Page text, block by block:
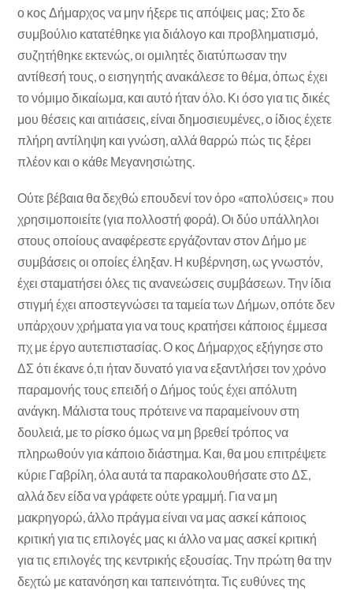
ο κος Δήμαρχος να μην ήξερε τις απόψεις μας; Στο δε
συμβούλιο κατατέθηκε για διάλογο και προβληματισμό,
συζητήθηκε εκτενώς, οι ομιλητές διατύπωσαν την
αντίθεσή τους, ο εισηγητής ανακάλεσε το θέμα, όπως έχει
το νόμιμο δικαίωμα, και αυτό ήταν όλο. Κι όσο για τις δικές
μου θέσεις και αιτιάσεις, είναι δημοσιευμένες, ο ίδιος έχετε
πλήρη αντίληψη και γνώση, αλλά θαρρώ πώς τις ξέρει
πλέον και ο κάθε Μεγανησιώτης.
Ούτε βέβαια θα δεχθώ επουδενί τον όρο «απολύσεις» που
χρησιμοποιείτε (για πολλοστή φορά). Οι δύο υπάλληλοι
στους οποίους αναφέρεστε εργάζονταν στον Δήμο με
συμβάσεις οι οποίες έληξαν. Η κυβέρνηση, ως γνωστόν,
έχει σταματήσει όλες τις ανανεώσεις συμβάσεων. Την ίδια
στιγμή έχει αποστεγνώσει τα ταμεία των Δήμων, οπότε δεν
υπάρχουν χρήματα για να τους κρατήσει κάποιος έμμεσα
πχ με έργο αυτεπιστασίας. Ο κος Δήμαρχος εξήγησε στο
ΔΣ ότι έκανε ό,τι ήταν δυνατό για να εξαντλήσει τον χρόνο
παραμονής τους επειδή ο Δήμος τούς έχει απόλυτη
ανάγκη. Μάλιστα τους πρότεινε να παραμείνουν στη
δουλειά, με το ρίσκο όμως να μη βρεθεί τρόπος να
πληρωθούν για κάποιο διάστημα. Και, θα μου επιτρέψετε
κύριε Γαβρίλη, όλα αυτά τα παρακολουθήσατε στο ΔΣ,
αλλά δεν είδα να γράφετε ούτε γραμμή. Για να μη
μακρηγορώ, άλλο πράγμα είναι να μας ασκεί κάποιος
κριτική για τις επιλογές μας κι άλλο να μας ασκεί κριτική
για τις επιλογές της κεντρικής εξουσίας. Την πρώτη θα την
δεχτώ με κατανόηση και ταπεινότητα. Τις ευθύνες της